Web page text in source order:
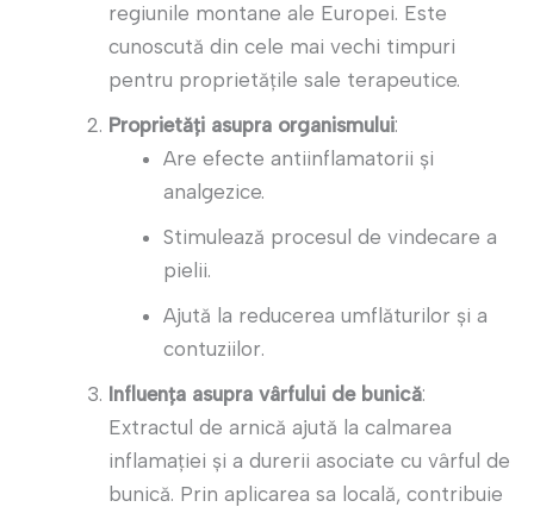
regiunile montane ale Europei. Este
cunoscută din cele mai vechi timpuri
pentru proprietățile sale terapeutice.
Proprietăți asupra organismului:
Are efecte antiinflamatorii și
analgezice.
Stimulează procesul de vindecare a
pielii.
Ajută la reducerea umflăturilor și a
contuziilor.
Influența asupra vârfului de bunică:
Extractul de arnică ajută la calmarea
inflamației și a durerii asociate cu vârful de
bunică. Prin aplicarea sa locală, contribuie